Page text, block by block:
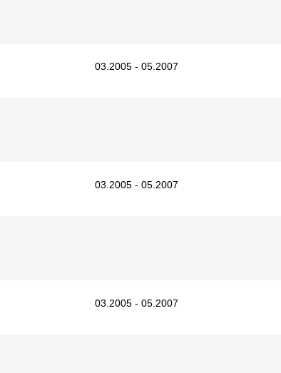
03.2005 - 05.2007
03.2005 - 05.2007
03.2005 - 05.2007